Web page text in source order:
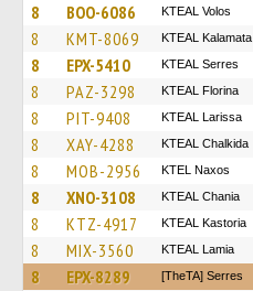
8 BOO-6086 KTEAL Volos
8 KMT-8069 KTEAL Kalamata
8 EPX-5410 KTEAL Serres
8 PAZ-3298 KTEAL Florina
8 PIT-9408 KTEAL Larissa
8 XAY-4288 KTEAL Chalkida
8 MOB-2956 KTEL Naxos
8 XNO-3108 KTEAL Chania
8 KTZ-4917 KTEAL Kastoria
8 MIX-3560 KTEAL Lamia
8 EPX-8289 [TheTA] Serres